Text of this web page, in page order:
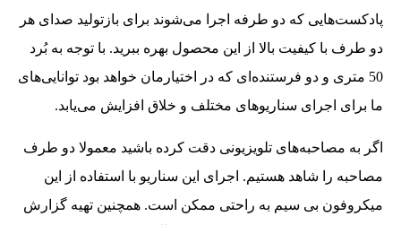
پادکست‌هایی که دو طرفه اجرا می‌شوند برای بازتولید صدای هر
دو طرف با کیفیت بالا از این محصول بهره ببرید. با توجه به بُرد
50 متری و دو فرستنده‌ای که در اختیارمان خواهد بود توانایی‌های
ما برای اجرای سناریوهای مختلف و خلاق افزایش می‌یابد.
اگر به مصاحبه‌های تلویزیونی دقت کرده باشید معمولا دو طرف
مصاحبه را شاهد هستیم. اجرای این سناریو با استفاده از این
میکروفون بی سیم به راحتی ممکن است. همچنین تهیه گزارش